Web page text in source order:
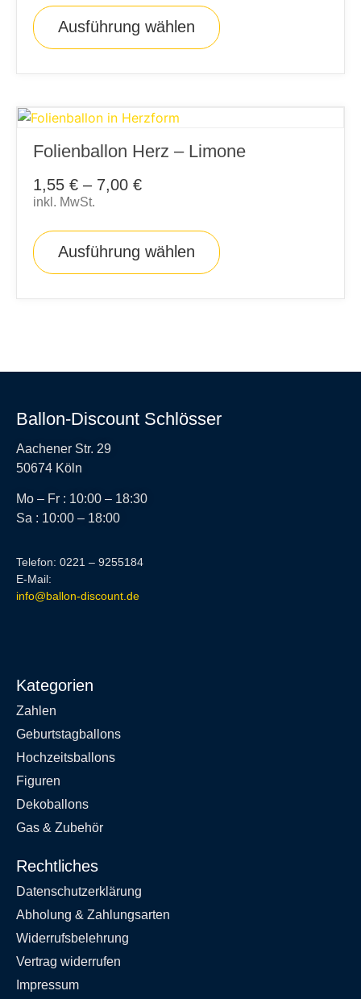
Ausführung wählen
Folienballon Herz – Limone
1,55 € – 7,00 €
inkl. MwSt.
Ausführung wählen
Ballon-Discount Schlösser
Aachener Str. 29
50674 Köln
Mo – Fr : 10:00 – 18:30
Sa : 10:00 – 18:00
Telefon: 0221 – 9255184
E-Mail:
info@ballon-discount.de
Kategorien
Zahlen
Geburtstagballons
Hochzeitsballons
Figuren
Dekoballons
Gas & Zubehör
Rechtliches
Datenschutzerklärung
Abholung & Zahlungsarten
Widerrufsbelehrung
Vertrag widerrufen
Impressum